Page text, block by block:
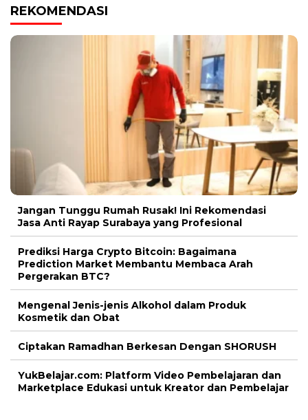
REKOMENDASI
Jangan Tunggu Rumah Rusak! Ini Rekomendasi
Jasa Anti Rayap Surabaya yang Profesional
Prediksi Harga Crypto Bitcoin: Bagaimana
Prediction Market Membantu Membaca Arah
Pergerakan BTC?
Mengenal Jenis-jenis Alkohol dalam Produk
Kosmetik dan Obat
Ciptakan Ramadhan Berkesan Dengan SHORUSH
YukBelajar.com: Platform Video Pembelajaran dan
Marketplace Edukasi untuk Kreator dan Pembelajar